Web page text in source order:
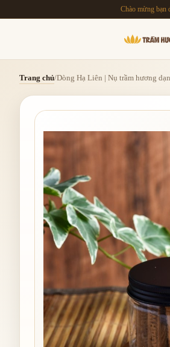
Chào mừng bạn
Trang chủ/Dòng Hạ Liên | Nụ trầm hương